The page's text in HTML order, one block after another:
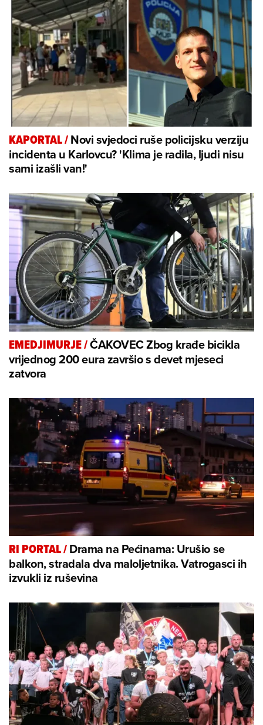
KAPORTAL/Novi svjedoci ruše policijsku verziju
incidenta u Karlovcu? 'Klima je radila, ljudi nisu
sami izašli van!'
EMEDJIMURJE/ČAKOVEC Zbog krađe bicikla
vrijednog 200 eura završio s devet mjeseci
zatvora
RI PORTAL/Drama na Pećinama: Urušio se
balkon, stradala dva maloljetnika. Vatrogasci ih
izvukli iz ruševina